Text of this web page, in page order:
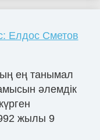
Елдос Сметов
ең танымал
әлемдік
жылы 9